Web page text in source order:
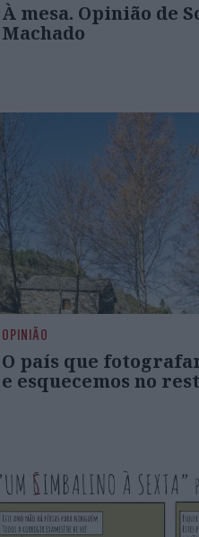
À mesa. Opinião de
Machado
OPINIÃO
O país que
e esquecemos no